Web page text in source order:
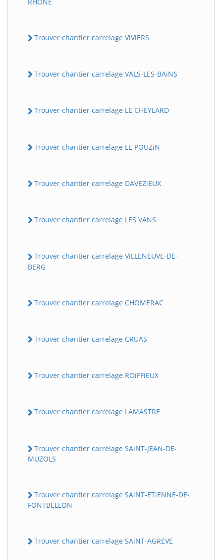
Trouver chantier carrelage ViViERS
Trouver chantier carrelage VALS-LES-BAiNS
Trouver chantier carrelage LE CHEYLARD
Trouver chantier carrelage LE POUZiN
Trouver chantier carrelage DAVEZiEUX
Trouver chantier carrelage LES VANS
Trouver chantier carrelage ViLLENEUVE-DE-
BERG
Trouver chantier carrelage CHOMERAC
Trouver chantier carrelage CRUAS
Trouver chantier carrelage ROiFFiEUX
Trouver chantier carrelage LAMASTRE
Trouver chantier carrelage SAiNT-JEAN-DE-
MUZOLS
Trouver chantier carrelage SAiNT-ETiENNE-DE-
FONTBELLON
Trouver chantier carrelage SAiNT-AGREVE